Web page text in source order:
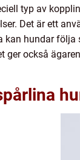
typ av
Det är ett
kan hundar
ger också